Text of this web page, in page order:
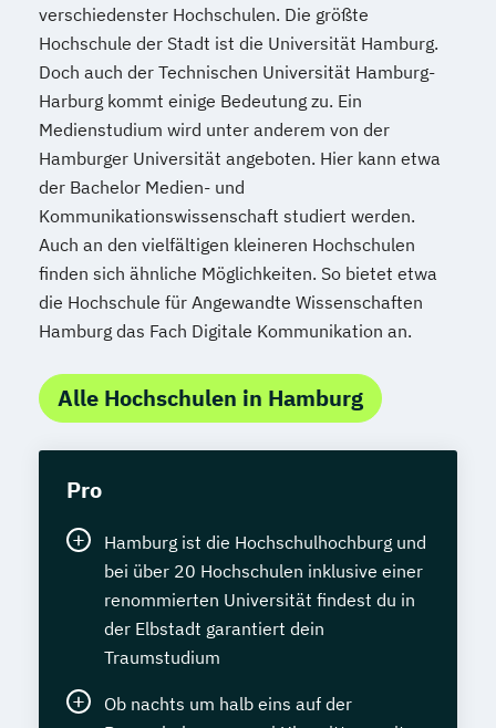
verschiedenster Hochschulen. Die größte
Hochschule der Stadt ist die Universität Hamburg.
Doch auch der Technischen Universität Hamburg-
Harburg kommt einige Bedeutung zu. Ein
Medienstudium wird unter anderem von der
Hamburger Universität angeboten. Hier kann etwa
der Bachelor Medien- und
Kommunikationswissenschaft studiert werden.
Auch an den vielfältigen kleineren Hochschulen
finden sich ähnliche Möglichkeiten. So bietet etwa
die Hochschule für Angewandte Wissenschaften
Hamburg das Fach Digitale Kommunikation an.
Alle Hochschulen in Hamburg
Pro
Hamburg ist die Hochschulhochburg und
bei über 20 Hochschulen inklusive einer
renommierten Universität findest du in
der Elbstadt garantiert dein
Traumstudium
Ob nachts um halb eins auf der